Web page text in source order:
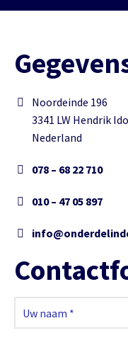
Noordeinde 196
3341 LW Hendrik
Nederland
078 – 68 22 710
010 – 47 05 897